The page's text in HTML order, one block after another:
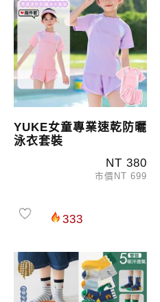
YUKE女童專業速乾防曬
泳衣套裝
NT 380
市價NT 699
333